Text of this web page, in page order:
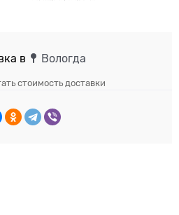
в Вологда
стоимость доставки